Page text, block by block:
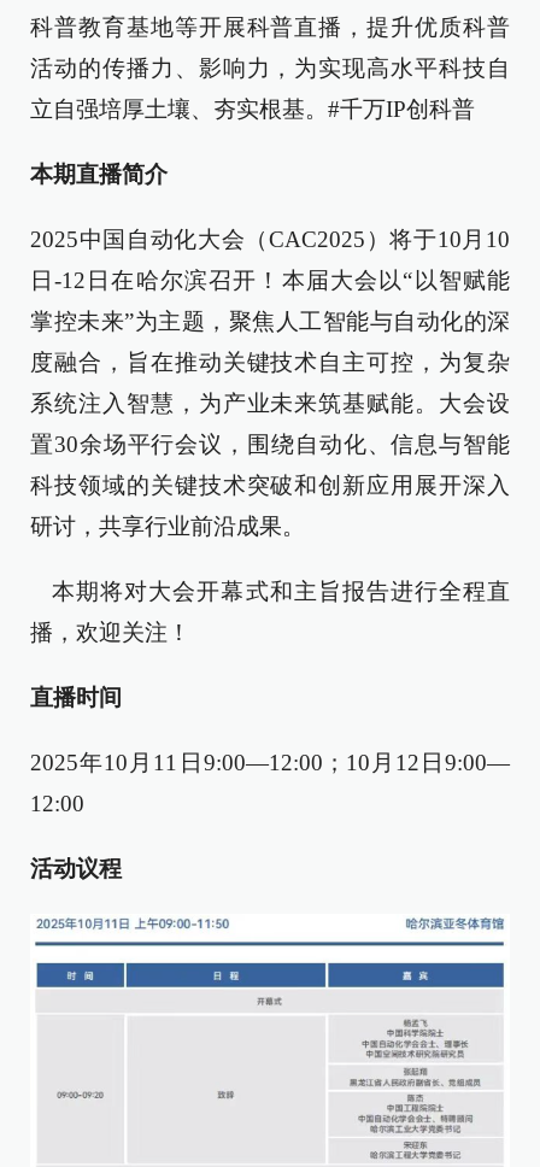
科普教育基地等开展科普直播，提升优质科普
活动的传播力、影响力，为实现高水平科技自
立自强培厚土壤、夯实根基。#千万IP创科普
本期直播简介
2025中国自动化大会（CAC2025）将于10月10
日-12日在哈尔滨召开！本届大会以“以智赋能
掌控未来”为主题，聚焦人工智能与自动化的深
度融合，旨在推动关键技术自主可控，为复杂
系统注入智慧，为产业未来筑基赋能。大会设
置30余场平行会议，围绕自动化、信息与智能
科技领域的关键技术突破和创新应用展开深入
研讨，共享行业前沿成果。
本期将对大会开幕式和主旨报告进行全程直
播，欢迎关注！
直播时间
2025年10月11日9:00—12:00；10月12日9:00—
12:00
活动议程